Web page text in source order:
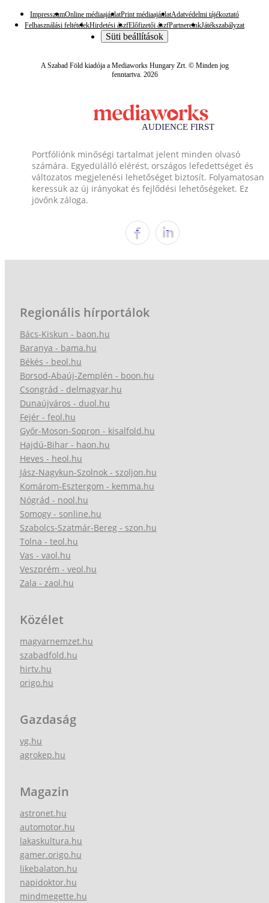
ImpresszumOnline médiaajánlatPrint médiaajánlatAdatvédelmi tájékoztató
Felhasználási feltételekHirdetési ászfElőfizetői ászfPartnereinkJátékszabályzat
Süti beállítások
A Szabad Föld kiadója a Mediaworks Hungary Zrt. © Minden jog
fenntartva. 2026
Portfóliónk minőségi tartalmat jelent minden olvasó
számára. Egyedülálló elérést, országos lefedettséget és
változatos megjelenési lehetőséget biztosít. Folyamatosan
keressük az új irányokat és fejlődési lehetőségeket. Ez
jövőnk záloga.
Regionális hírportálok
Bács-Kiskun - baon.hu
Baranya - bama.hu
Békés - beol.hu
Borsod-Abaúj-Zemplén - boon.hu
Csongrád - delmagyar.hu
Dunaújváros - duol.hu
Fejér - feol.hu
Győr-Moson-Sopron - kisalfold.hu
Hajdú-Bihar - haon.hu
Heves - heol.hu
Jász-Nagykun-Szolnok - szoljon.hu
Komárom-Esztergom - kemma.hu
Nógrád - nool.hu
Somogy - sonline.hu
Szabolcs-Szatmár-Bereg - szon.hu
Tolna - teol.hu
Vas - vaol.hu
Veszprém - veol.hu
Zala - zaol.hu
Közélet
magyarnemzet.hu
szabadfold.hu
hirtv.hu
origo.hu
Gazdaság
vg.hu
agrokep.hu
Magazin
astronet.hu
automotor.hu
lakaskultura.hu
gamer.origo.hu
likebalaton.hu
napidoktor.hu
mindmegette.hu